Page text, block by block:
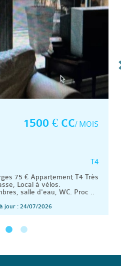
1500 € CC/ MOIS
T4
75 € Appartement T4 Très
Local à vélos.
salle d'eau, WC. Proc ..
jour : 24/07/2026